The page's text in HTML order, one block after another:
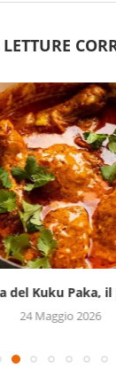
del Kuku Paka,
24 Maggio 2026